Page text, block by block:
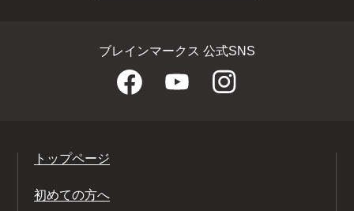
ブレインマークス 公式SNS
トップページ
初めての方へ